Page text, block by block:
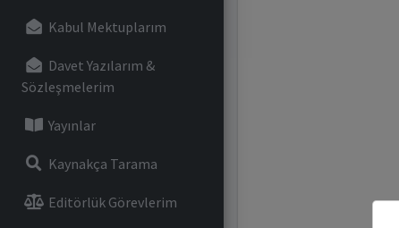
Kabul Mektuplarım
Davet Yazılarım &
Sözleşmelerim
Yayınlar
Kaynakça Tarama
Editörlük Görevlerim